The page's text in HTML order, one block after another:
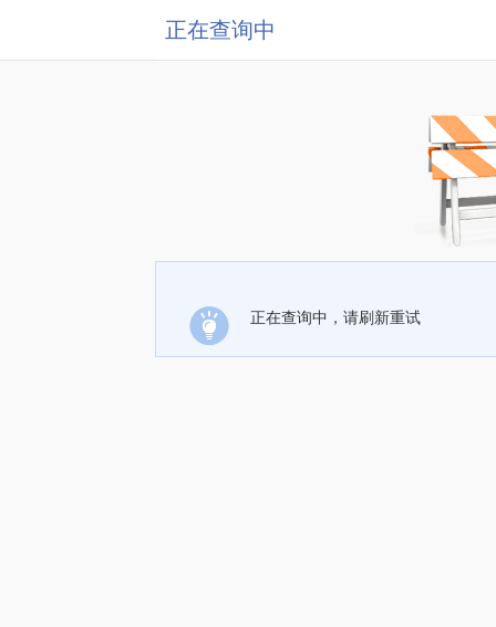
正在查询中
正在查询中，请刷新重试